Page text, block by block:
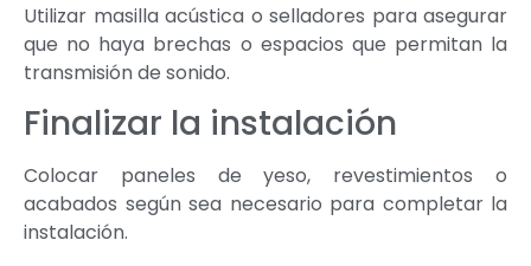
Utilizar masilla acústica o selladores para asegurar
que no haya brechas o espacios que permitan la
transmisión de sonido.
Finalizar la instalación
Colocar paneles de yeso, revestimientos o
acabados según sea necesario para completar la
instalación.